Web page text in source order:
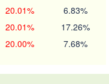
20.01% 6.83%
20.01% 17.26%
20.00% 7.68%